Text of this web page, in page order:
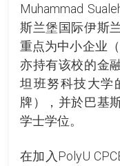
Muhammad
斯兰堡国际伊斯
重点为中小企业
亦持有该校的金
坦班努科技大学
牌），并於巴基
学士学位。
在加入PolyU